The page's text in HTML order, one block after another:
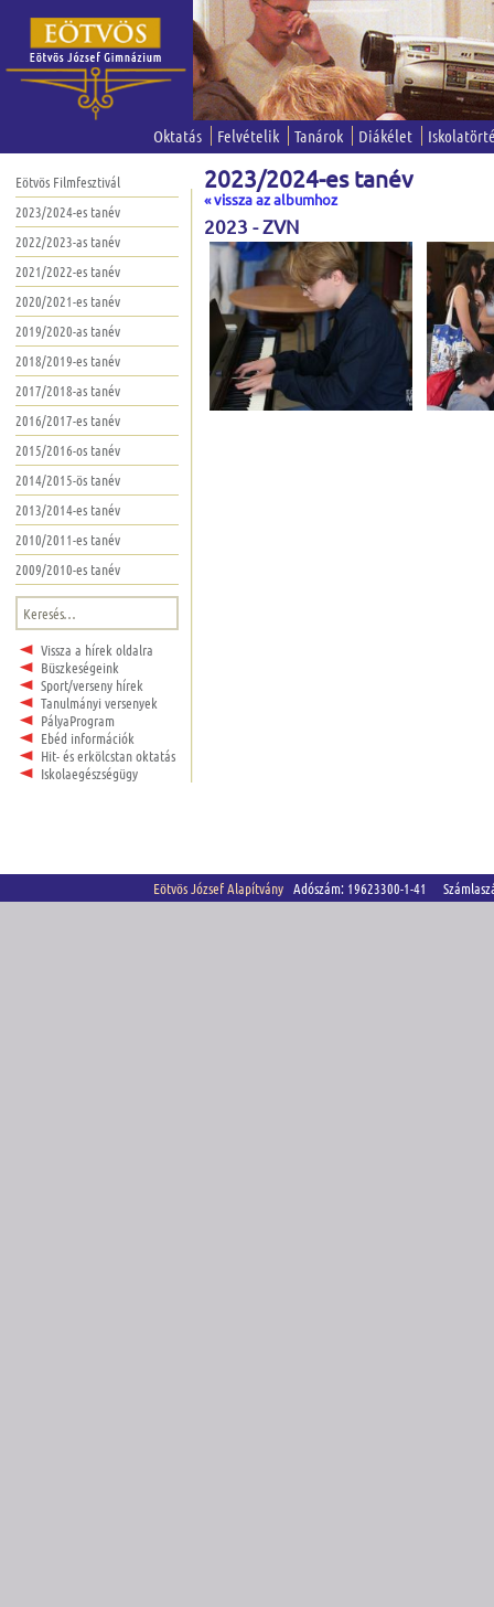
Oktatás Felvételik Tanárok Diákélet
Eötvös Filmfesztivál
2023/2024-es tanév
2022/2023-as tanév
2021/2022-es tanév
2020/2021-es tanév
2019/2020-as tanév
2018/2019-es tanév
2017/2018-as tanév
2016/2017-es tanév
2015/2016-os tanév
2014/2015-ös tanév
2013/2014-es tanév
2010/2011-es tanév
2009/2010-es tanév
Keresés:
Vissza a hírek oldalra
Büszkeségeink
Sport/verseny hírek
Tanulmányi versenyek
PályaProgram
Ebéd információk
Hit- és erkölcstan oktatás
Iskolaegészségügy
2023/2024-es tanév
« vissza az albumhoz
2023 - ZVN
Eötvös József Alapítvány Adószám: 19623300-1-41